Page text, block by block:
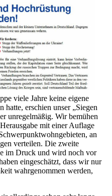
viele Jahre keine eigene
hatte, erschien unser „Siegen
unregelmäßig. Wir bemühen
mit einer Auflage
an
verteilen. Die zweite
im Druck und wird noch vor
eingeschätzt, dass wir nur
wahrgenommen werden,